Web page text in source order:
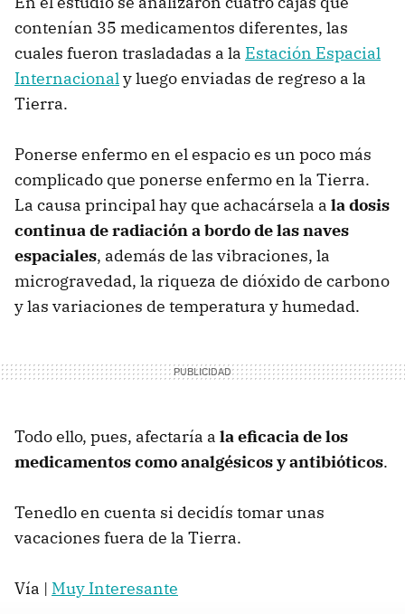
contenían 35 medicamentos diferentes, las
cuales fueron trasladadas a la Estación Espacial
Internacionaly luego enviadas de regreso a la
Tierra.
Ponerse enfermo en el espacio es un poco más
complicado que ponerse enfermo en la Tierra.
La causa principal hay que achacársela a la dosis
continua de radiación a bordo de las naves
espaciales, además de las vibraciones, la
microgravedad, la riqueza de dióxido de carbono
y las variaciones de temperatura y humedad.
Todo ello, pues, afectaría a la eficacia de los
medicamentos como analgésicos y antibióticos.
Tenedlo en cuenta si decidís tomar unas
vacaciones fuera de la Tierra.
Vía | Muy Interesante